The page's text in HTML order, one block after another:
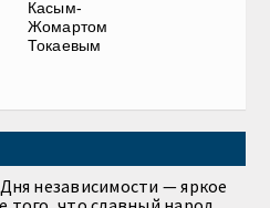
Касым-
Жомартом
Токаевым
независимости — яркое